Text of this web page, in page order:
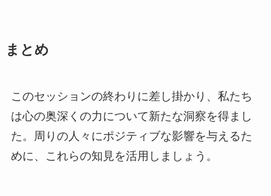
まとめ
このセッションの終わりに差し掛かり、私たち
は心の奥深くの力について新たな洞察を得まし
た。周りの人々にポジティブな影響を与えるた
めに、これらの知見を活用しましょう。